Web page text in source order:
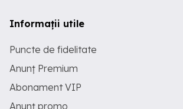
Informații utile
Puncte de fidelitate
Anunț Premium
Abonament VIP
Anunț promo